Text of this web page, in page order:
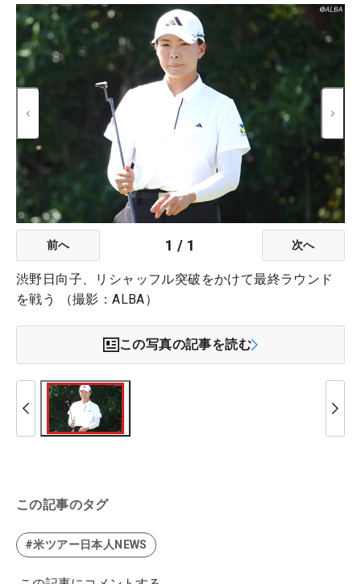
前へ 1 / 1 次へ
渋野日向子、リシャッフル突破をかけて最終ラウンド
を戦う （撮影：ALBA）
この写真の記事を読む
この記事のタグ
#米ツアー日本人NEWS